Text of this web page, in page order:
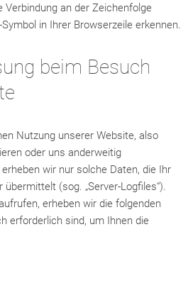
Verbindung an der Zeichenfolge
in Ihrer Browserzeile erkennen.
beim Besuch
Nutzung unserer Website, also
oder uns anderweitig
wir nur solche Daten, die Ihr
(sog. „Server-Logfiles“).
erheben wir die folgenden
erforderlich sind, um Ihnen die